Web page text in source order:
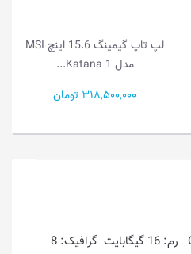
لپ تاپ گیمینگ 15.6 اینچ MSI
مدل Katana 1...
272,800,000 تومان
پردازنده: Core i7-12800HX رم: 16 گیگابایت گرافیک: 8